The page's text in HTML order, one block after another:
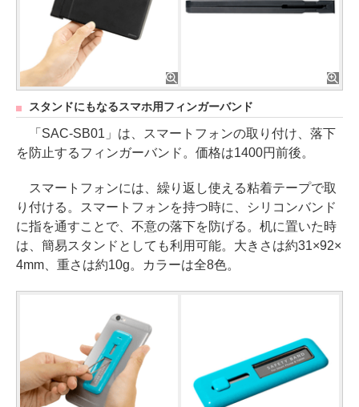
スタンドにもなるスマホ用フィンガーバンド
「SAC-SB01」は、スマートフォンの取り付け、落下
を防止するフィンガーバンド。価格は1400円前後。
スマートフォンには、繰り返し使える粘着テープで取
り付ける。スマートフォンを持つ時に、シリコンバンド
に指を通すことで、不意の落下を防げる。机に置いた時
は、簡易スタンドとしても利用可能。大きさは約31×92×
4mm、重さは約10g。カラーは全8色。